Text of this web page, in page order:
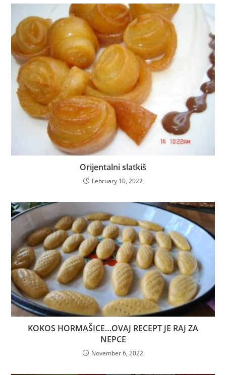
Orijentalni slatkiš
February 10, 2022
KOKOS HORMAŠICE…OVAJ RECEPT JE RAJ ZA
NEPCE
November 6, 2022